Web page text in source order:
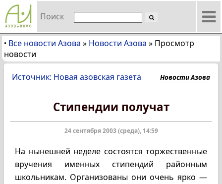
Поиск
• Все новости Азова » Новости Азова » Просмотр
новости
Источник: Новая азовская газета Новости Азова
Стипендии получат
24 сентября 2003 (среда), 14:59
На нынешней неделе состоятся торжественные
вручения именных стипендий районным
школьникам. Организованы они очень ярко —